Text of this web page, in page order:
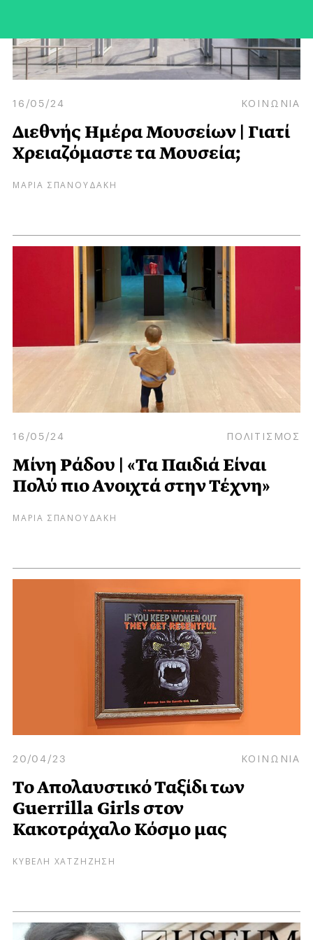
16/05/24 ΚΟΙΝΩΝΙΑ
Διεθνής Ημέρα Μουσείων | Γιατί
Χρειαζόμαστε τα Μουσεία;
ΜΑΡΙΑ ΣΠΑΝΟΥΔΑΚΗ
16/05/24 ΠΟΛΙΤΙΣΜΟΣ
Μίνη Ράδου | «Τα Παιδιά Είναι
Πολύ πιο Ανοιχτά στην Τέχνη»
ΜΑΡΙΑ ΣΠΑΝΟΥΔΑΚΗ
20/04/23 ΚΟΙΝΩΝΙΑ
Το Απολαυστικό Ταξίδι των
Guerrilla Girls στον
Κακοτράχαλο Κόσμο μας
ΚΥΒΕΛΗ ΧΑΤΖΗΖΗΣΗ